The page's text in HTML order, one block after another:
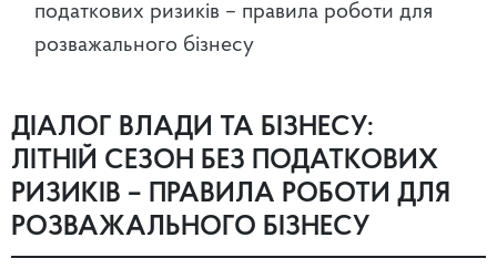
податкових ризиків – правила роботи для
розважального бізнесу
ДІАЛОГ ВЛАДИ ТА БІЗНЕСУ:
ЛІТНІЙ СЕЗОН БЕЗ ПОДАТКОВИХ
РИЗИКІВ – ПРАВИЛА РОБОТИ ДЛЯ
РОЗВАЖАЛЬНОГО БІЗНЕСУ